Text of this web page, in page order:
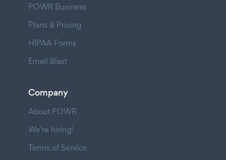
POWR Business
Plans & Pricing
HIPAA Forms
Email Blast
Company
About POWR
We're hiring!
Terms of Service